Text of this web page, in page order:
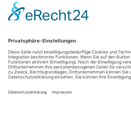
Cookie-Einstellungen
Über uns